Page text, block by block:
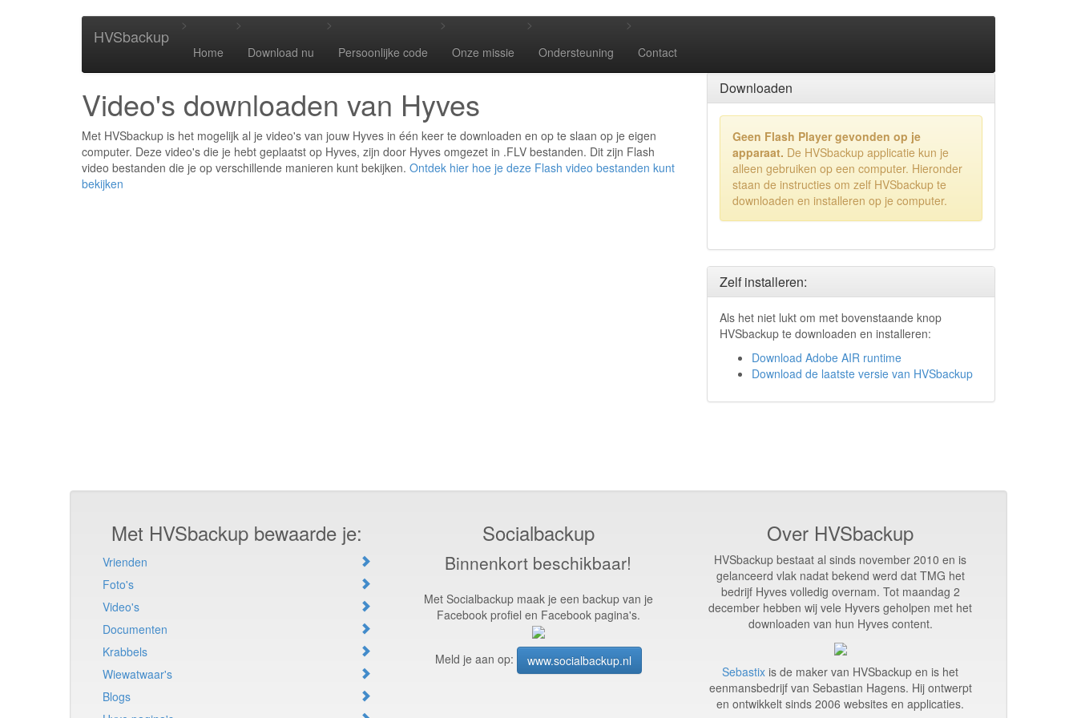
HVSbackup
>
Home
>
Download nu
>
Persoonlijke code
>
Onze missie
>
Ondersteuning
>
Contact
Video's downloaden van Hyves
Met HVSbackup is het mogelijk al je video's van jouw Hyves in één keer te downloaden en op te slaan op je eigen
computer. Deze video's die je hebt geplaatst op Hyves, zijn door Hyves omgezet in .FLV bestanden. Dit zijn Flash
video bestanden die je op verschillende manieren kunt bekijken. Ontdek hier hoe je deze Flash video bestanden kunt
bekijken
Downloaden
Geen Flash Player gevonden op je
apparaat. De HVSbackup applicatie kun je
alleen gebruiken op een computer. Hieronder
staan de instructies om zelf HVSbackup te
downloaden en installeren op je computer.
Zelf installeren:
Als het niet lukt om met bovenstaande knop
HVSbackup te downloaden en installeren:
Download Adobe AIR runtime
Download de laatste versie van HVSbackup
Met HVSbackup bewaarde je:
Vrienden
Foto's
Video's
Documenten
Krabbels
Wiewatwaar's
Blogs
Socialbackup
Binnenkort beschikbaar!
Met Socialbackup maak je een backup van je
Facebook profiel en Facebook pagina's.
Meld je aan op: www.socialbackup.nl
Over HVSbackup
HVSbackup bestaat al sinds november 2010 en is
gelanceerd vlak nadat bekend werd dat TMG het
bedrijf Hyves volledig overnam. Tot maandag 2
december hebben wij vele Hyvers geholpen met het
downloaden van hun Hyves content.
Sebastix is de maker van HVSbackup en is het
eenmansbedrijf van Sebastian Hagens. Hij ontwerpt
en ontwikkelt sinds 2006 websites en applicaties.